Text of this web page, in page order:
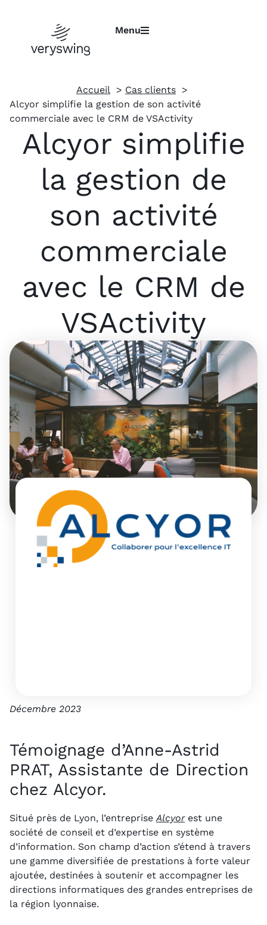
Menu
Accueil
Cas clients
Alcyor simplifie la gestion de son activité
commerciale avec le CRM de VSActivity
Alcyor simplifie
la gestion de
son activité
commerciale
avec le CRM de
VSActivity
Décembre 2023
Témoignage d’Anne-Astrid
PRAT, Assistante de Direction
chez Alcyor.
Situé près de Lyon, l’entrepriseAlcyorest une
société de conseil et d’expertise en système
d’information. Son champ d’action s’étend à travers
une gamme diversifiée de prestations à forte valeur
ajoutée, destinées à soutenir et accompagner les
directions informatiques des grandes entreprises de
la région lyonnaise.